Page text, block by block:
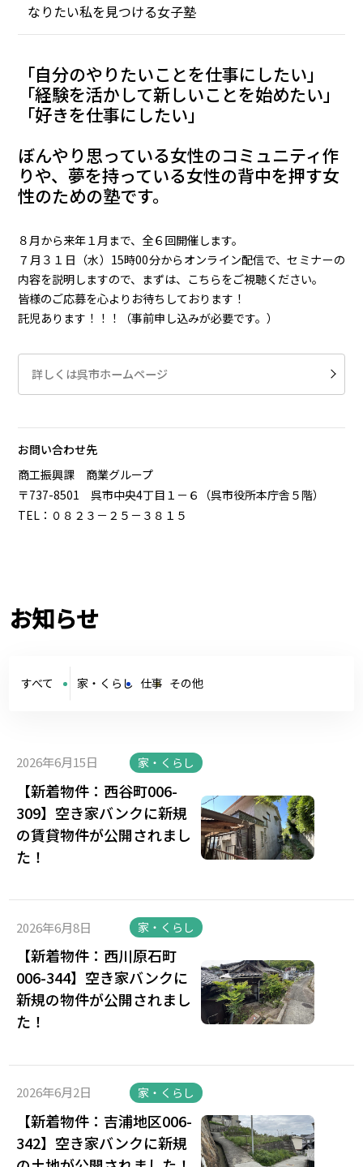
なりたい私を見つける女子塾
「自分のやりたいことを仕事にしたい」
「経験を活かして新しいことを始めたい」
「好きを仕事にしたい」
ぼんやり思っている女性のコミュニティ作
りや、夢を持っている女性の背中を押す女
性のための塾です。
８月から来年１月まで、全６回開催します。
７月３１日（水）15時00分からオンライン配信で、セミナーの
内容を説明しますので、まずは、こちらをご視聴ください。
皆様のご応募を心よりお待ちしております！
託児あります！！！（事前申し込みが必要です。）
詳しくは呉市ホームページ
お問い合わせ先
商工振興課 商業グループ
〒737-8501 呉市中央4丁目１－６（呉市役所本庁舎５階）
TEL：０８２３－２５－３８１５
お知らせ
すべて 家・くらし 仕事 その他
2026年6月15日 家・くらし
【新着物件：西谷町006-
309】空き家バンクに新規
の賃貸物件が公開されまし
た！
2026年6月8日 家・くらし
【新着物件：西川原石町
006-344】空き家バンクに
新規の物件が公開されまし
た！
2026年6月2日 家・くらし
【新着物件：吉浦地区006-
342】空き家バンクに新規